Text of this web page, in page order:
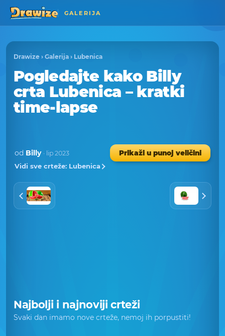
GALERIJA
Drawize › Galerija › Lubenica
Pogledajte kako Billy
crta Lubenica – kratki
time-lapse
od Billy · lip 2023
Prikaži u punoj veličini
Vidi sve crteže: Lubenica
Najbolji i najnoviji crteži
Svaki dan imamo nove crteže, nemoj ih porpustiti!